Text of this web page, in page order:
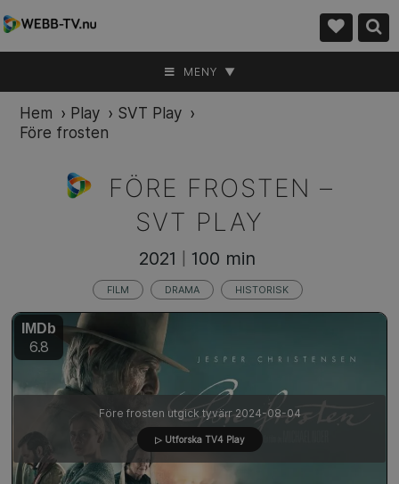
MENY ▼
Hem › Play › SVT Play ›
Före frosten
FÖRE FROSTEN –
SVT PLAY
Före frosten utgick tyvärr 2024-08-04
▷ Utforska TV4 Play
2021 100 min
FILM DRAMA HISTORISK
IMDb
6.8